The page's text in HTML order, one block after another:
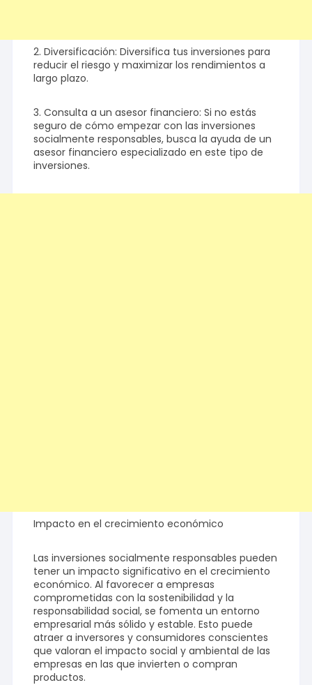
2. Diversificación: Diversifica tus inversiones para
reducir el riesgo y maximizar los rendimientos a
largo plazo.
3. Consulta a un asesor financiero: Si no estás
seguro de cómo empezar con las inversiones
socialmente responsables, busca la ayuda de un
asesor financiero especializado en este tipo de
inversiones.
Impacto en el crecimiento económico
Las inversiones socialmente responsables pueden
tener un impacto significativo en el crecimiento
económico. Al favorecer a empresas
comprometidas con la sostenibilidad y la
responsabilidad social, se fomenta un entorno
empresarial más sólido y estable. Esto puede
atraer a inversores y consumidores conscientes
que valoran el impacto social y ambiental de las
empresas en las que invierten o compran
productos.